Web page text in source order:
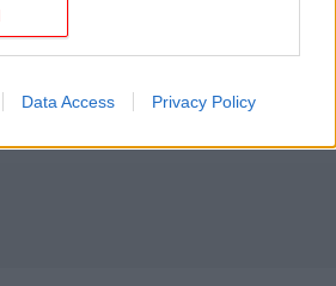
Data Access Privacy Policy